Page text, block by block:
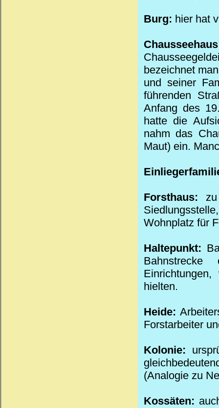
Burg: hier hat
bezeichnet
und seiner
führenden
Anfang des
hatte die
nahm das
Maut) ein.
Forsthaus:
Wohnplatz für
Haltepunkt:
hielten.
Heide:
Forstarbeiter
Kolonie:
(Analogie zu
Kossäten: